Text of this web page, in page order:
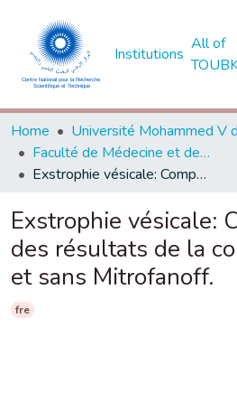
Institutions
All of
Home
Faculté de Médecine et de Pharmacie - Rabat
Exstrophie vésicale: Comparaison des résultats de la continence avec et sans Mitrofanoff.
Exstrophie vésicale:
des résultats de la
et sans Mitrofanoff.
fre